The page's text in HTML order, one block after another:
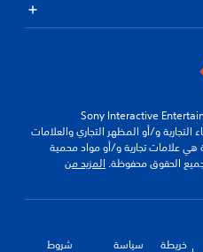
و/أو المظهر التجاري والعلامات
هي علامات تجارية و/أو مواد محمية
جميع الحقوق محفوظة. المزيد من
خريطة سياسة شروط